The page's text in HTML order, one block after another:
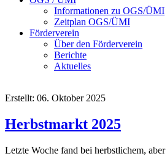
Informationen zu OGS/ÜMI
Zeitplan OGS/ÜMI
Förderverein
Über den Förderverein
Berichte
Aktuelles
Erstellt: 06. Oktober 2025
Herbstmarkt 2025
Letzte Woche fand bei herbstlichem,